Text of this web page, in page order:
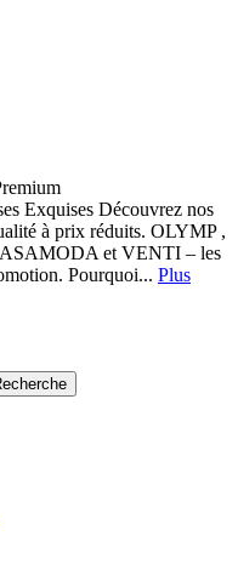
Exquises Découvrez nos
à prix réduits. OLYMP ,
et VENTI – les
Pourquoi... Plus